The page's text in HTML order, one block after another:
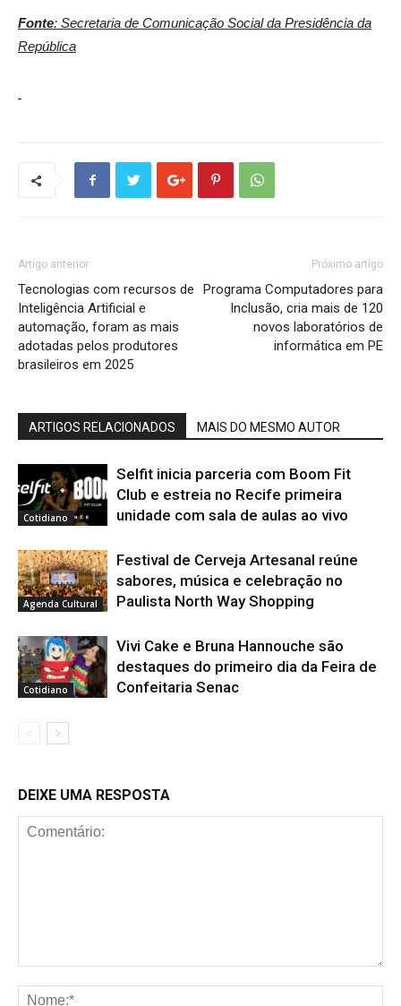
Fonte: Secretaria de Comunicação Social da Presidência da
República
Artigo anterior
Tecnologias com recursos de
Inteligência Artificial e
automação, foram as mais
adotadas pelos produtores
brasileiros em 2025
Próximo artigo
Programa Computadores para
Inclusão, cria mais de 120
novos laboratórios de
informática em PE
ARTIGOS RELACIONADOS MAIS DO MESMO AUTOR
Cotidiano
Selfit inicia parceria com Boom Fit
Club e estreia no Recife primeira
unidade com sala de aulas ao vivo
Agenda Cultural
Festival de Cerveja Artesanal reúne
sabores, música e celebração no
Paulista North Way Shopping
Cotidiano
Vivi Cake e Bruna Hannouche são
destaques do primeiro dia da Feira de
Confeitaria Senac
DEIXE UMA RESPOSTA